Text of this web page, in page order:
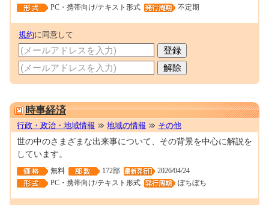
PC・携帯向け/テキスト形式 不定期
規約に同意して
時事経済
行政・政治・地域情報 地域の情報 その他
世の中のさまざまな出来事について、その背景を中心に解説を
しています。
無料 172部
2026/04/24
PC・携帯向け/テキスト形式
ぼちぼち